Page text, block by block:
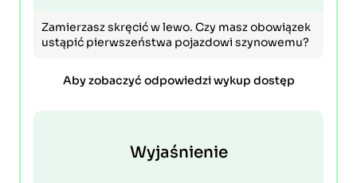
Zamierzasz skręcić w lewo. Czy masz obowiązek
ustąpić pierwszeństwa pojazdowi szynowemu?
Aby zobaczyć odpowiedzi wykup dostęp
Wyjaśnienie